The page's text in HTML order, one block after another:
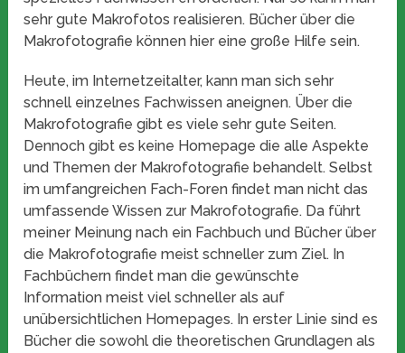
sehr gute Makrofotos realisieren. Bücher über die
Makrofotografie können hier eine große Hilfe sein.
Heute, im Internetzeitalter, kann man sich sehr
schnell einzelnes Fachwissen aneignen. Über die
Makrofotografie gibt es viele sehr gute Seiten.
Dennoch gibt es keine Homepage die alle Aspekte
und Themen der Makrofotografie behandelt. Selbst
im umfangreichen Fach-Foren findet man nicht das
umfassende Wissen zur Makrofotografie. Da führt
meiner Meinung nach ein Fachbuch und Bücher über
die Makrofotografie meist schneller zum Ziel. In
Fachbüchern findet man die gewünschte
Information meist viel schneller als auf
unübersichtlichen Homepages. In erster Linie sind es
Bücher die sowohl die theoretischen Grundlagen als